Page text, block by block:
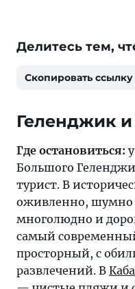
Делитесь тем,
Скопировать ссылку
Где остановиться:
Большого
турист. В
оживленно, шумно
многолюдно и
самый
просторный, с
развлечений. В